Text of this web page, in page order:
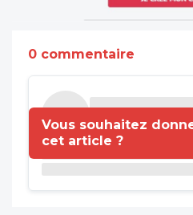
0 commentaire
Vous souhaitez
cet article ?